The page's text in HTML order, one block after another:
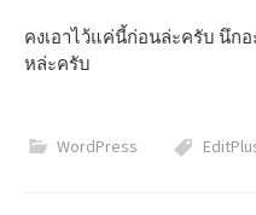
คงเอาไว้แค่นี้ก่อนล่ะครับ นึก
หล่ะครับ
WordPress